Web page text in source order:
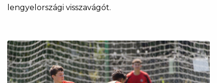
lengyelországi visszavágót.